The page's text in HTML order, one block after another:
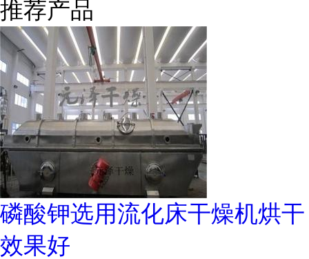
推荐产品
磷酸钾选用流化床干燥机烘干
效果好